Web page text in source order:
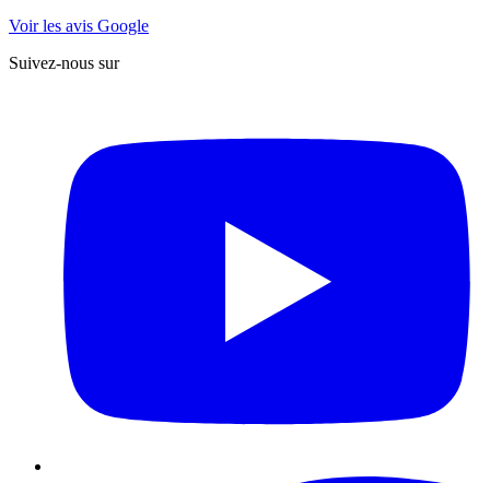
Voir les avis Google
Suivez-nous sur